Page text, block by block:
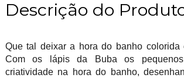
Descrição do
Que tal deixar a hora do banho colorida
Com os lápis da Buba os
criatividade na hora do banho,